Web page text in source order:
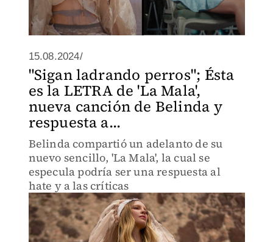
15.08.2024/
"Sigan ladrando perros"; Ésta
es la LETRA de 'La Mala',
nueva canción de Belinda y
respuesta a...
Belinda compartió un adelanto de su
nuevo sencillo, 'La Mala', la cual se
especula podría ser una respuesta al
hate y a las críticas